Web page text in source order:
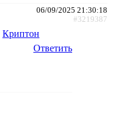
06/09/2025 21:30:18
#3219387
Криптон
Ответить